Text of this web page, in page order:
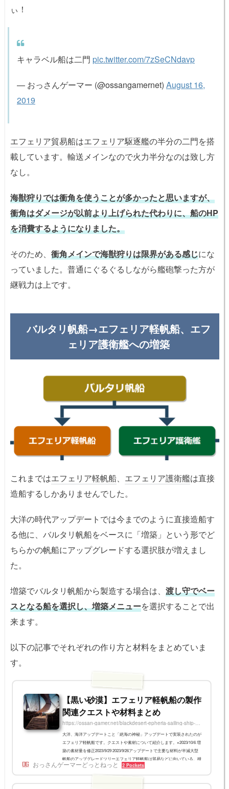
ぃ！
キャラベル船は二門 pic.twitter.com/7zSeCNdavp
— おっさんゲーマー (@ossangamernet) August 16,
2019
エフェリア貿易船はエフェリア駆逐艦の半分の二門を搭
載しています。輸送メインなので火力半分なのは致し方
なし。
海獣狩りでは衝角を使うことが多かったと思いますが、
衝角はダメージが以前より上げられた代わりに、船のHP
を消費するようになりました。
そのため、 衝角メインで海獣狩りは限界がある感じにな
っていました。普通にぐるぐるしながら艦砲撃った方が
継戦力は上です。
バルタリ帆船→エフェリア軽帆船、エフ
ェリア護衛艦への増築
これまではエフェリア軽帆船、 エフェリア護衛艦は直接
造船するしかありませんでした。
大洋の時代アップデートでは今までのように直接造船す
る他に、バルタリ帆船をベースに「増築」という形でど
ちらかの帆船にアップグレードする選択肢が増えまし
た。
増築でバルタリ帆船から製造する場合は、 渡し守でベー
スとなる船を選択し、増築メニューを選択することで出
来ます。
以下の記事でそれぞれの作り方と材料をまとめていま
す。
【黒い砂漠】エフェリア軽帆船の製作
関連クエストや材料まとめ
https://ossan-gamer.net/blackdesert-epheria-sailing-ship-quest
大洋、海洋アップデートこと「絶海の神秘」アップデートで実装されたのが
エフェリア軽帆船です。クエストや素材について紹介します。※2023/10/6 増
築の素材量を修正2023/9/29 2023/9/26アップデートで主要な材料が半減大型
帆船のアップグレードツリーエフェリア軽帆船は貿易などに向いている、積
載量重視の船です。上位のエフェリア貿易船や、一人で取り回しのできる改
良型エフェリア軽帆船へアップグレードできます。エフェリア軽帆船の入手
法は3通りあるエフェリア軽帆船を入手する方法は3通りあります。 新規に
おっさんゲーマーどっとねっと 2 Pockets